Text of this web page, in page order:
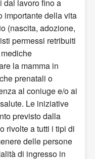
dal lavoro fino a
importante della vita
(nascita, adozione,
permessi retribuiti
la mamma in
prenatali o
al coniuge e/o ai
Le iniziative
previsto dalla
rivolte a tutti i tipi di
delle persone
di ingresso in